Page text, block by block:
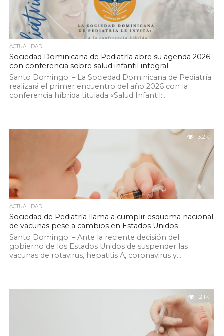
ACTUALIDAD
Sociedad Dominicana de Pediatría abre su agenda 2026
con conferencia sobre salud infantil integral
Santo Domingo. – La Sociedad Dominicana de Pediatría
realizará el primer encuentro del año 2026 con la
conferencia híbrida titulada «Salud Infantil:...
3.2K
ACTUALIDAD
Sociedad de Pediatría llama a cumplir esquema nacional
de vacunas pese a cambios en Estados Unidos
Santo Domingo. – Ante la reciente decisión del
gobierno de los Estados Unidos de suspender las
vacunas de rotavirus, hepatitis A, coronavirus y...
2.1K